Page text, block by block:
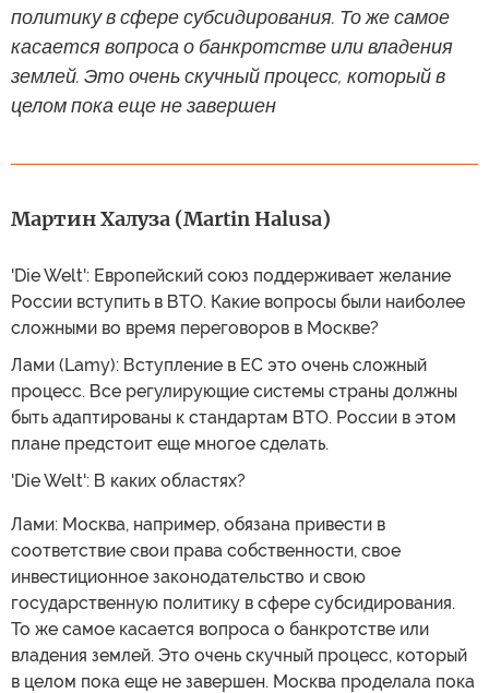
политику в сфере субсидирования. То же самое
касается вопроса о банкротстве или владения
землей. Это очень скучный процесс, который в
целом пока еще не завершен
Мартин Халуза (Martin Halusa)
'Die Welt': Европейский союз поддерживает желание
России вступить в ВТО. Какие вопросы были наиболее
сложными во время переговоров в Москве?
Лами (Lamy): Вступление в ЕС это очень сложный
процесс. Все регулирующие системы страны должны
быть адаптированы к стандартам ВТО. России в этом
плане предстоит еще многое сделать.
'Die Welt': В каких областях?
Лами: Москва, например, обязана привести в
соответствие свои права собственности, свое
инвестиционное законодательство и свою
государственную политику в сфере субсидирования.
То же самое касается вопроса о банкротстве или
владения землей. Это очень скучный процесс, который
в целом пока еще не завершен. Москва проделала пока